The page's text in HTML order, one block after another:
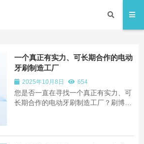
一个真正有实力、可长期合作的电动
牙刷制造工厂
2025年10月8日 654
您是否一直在寻找一个真正有实力、可
长期合作的电动牙刷制造工厂？刷博士